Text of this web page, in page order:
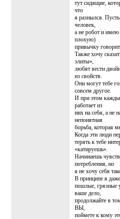
тут сидящие,
что
я разнылся.
человек,
а не робот и
плохую)
привычку
Также хочу
элиты»,
любят вести
из свойств.
Они могут тебе
совсем другое.
И при этом
работает из
них на себя, а не
непонятная
борьба, которая
Когда эти люди
терять к тебе
«катируешь».
Начинаешь
потребления, но
я не хочу себя
В принципе я
пошлые, грязные
ваше дело,
продолжайте в
ВЫ,
поймете к кому